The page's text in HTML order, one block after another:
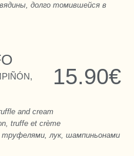
долго томившейся в
15.90€
and cream
truffe et crème
лук, шампиньонами